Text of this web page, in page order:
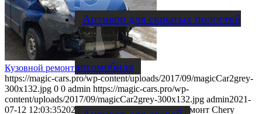
Антикор для скрытых полостей
автомобиля
Кузовной ремонт Chery Amulet
https://magic-cars.pro/wp-content/uploads/2017/09/magicCar2grey-
300x132.jpg 0 0 admin https://magic-cars.pro/wp-
content/uploads/2017/09/magicCar2grey-300x132.jpg admin2021-
07-12 12:03:352022-04-29 16:50:51
Кузовной ремонт Chery